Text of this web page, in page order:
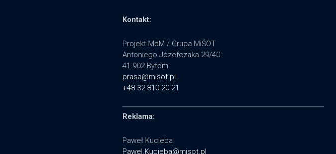
Kontakt:
Projekt MdM / Grupa MiŚOT
Antoniego Józefczaka 29/40
41-902 Bytom
prasa@misot.pl
+48 32 810 20 21
Reklama:
Paweł Kucieba
Pawel.Kucieba@misot.pl